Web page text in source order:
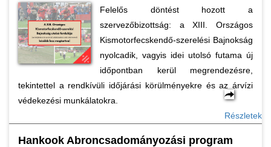
Felelős döntést hozott a
szervezőbizottság: a XIII. Országos
Kismotorfecskendő-szerelési Bajnokság
nyolcadik, vagyis idei utolsó futama új
időpontban kerül megrendezésre,
tekintettel a rendkívüli időjárási körülményekre és az árvízi
védekezési munkálatokra.
Részletek
Hankook Abroncsadományozási program